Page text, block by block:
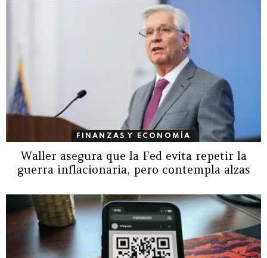
FINANZAS Y ECONOMÍA
Waller asegura que la Fed evita repetir la
guerra inflacionaria, pero contempla alzas